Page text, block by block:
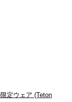
定ウェア (Teton